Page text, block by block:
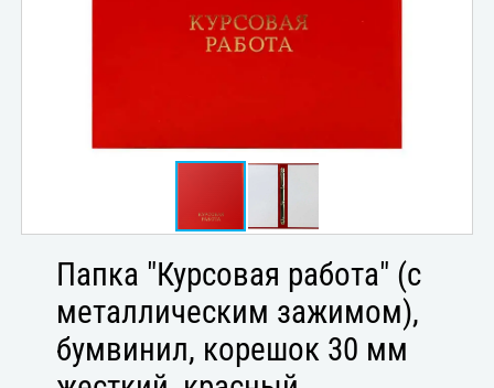
Папка "Курсовая работа" (с
металлическим зажимом),
бумвинил, корешок 30 мм